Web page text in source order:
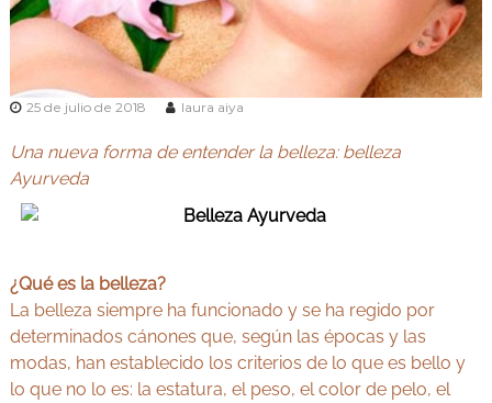
Y
a
y
A
y
u
r
e
d
a
v
e
n
a
d
r
i
d
25 de julio de 2018 laura aiya
Una nueva forma de entender la belleza: belleza
Ayurveda
¿Qué es la belleza?
La belleza siempre ha funcionado y se ha regido por
determinados cánones que, según las épocas y las
modas, han establecido los criterios de lo que es bello y
lo que no lo es: la estatura, el peso, el color de pelo, el